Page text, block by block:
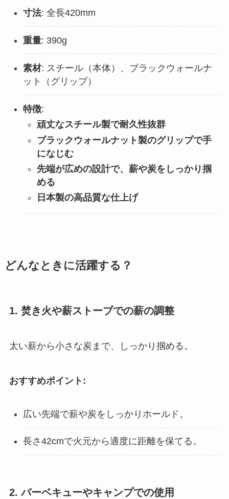
寸法: 全長420mm
重量: 390g
素材: スチール（本体）、ブラックウォールナ
ット（グリップ）
特徴:
頑丈なスチール製で耐久性抜群
ブラックウォールナット製のグリップで手
になじむ
先端が広めの設計で、薪や炭をしっかり掴
める
日本製の高品質な仕上げ
どんなときに活躍する？
1. 焚き火や薪ストーブでの薪の調整
太い薪から小さな炭まで、しっかり掴める。
おすすめポイント:
広い先端で薪や炭をしっかりホールド。
長さ42cmで火元から適度に距離を保てる。
2. バーベキューやキャンプでの使用